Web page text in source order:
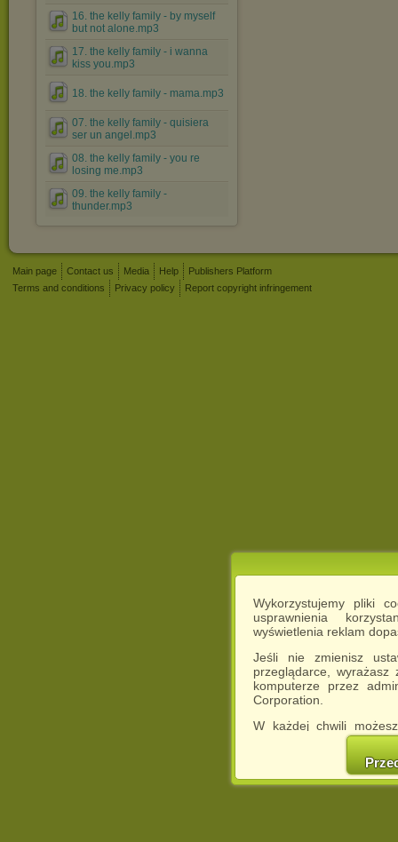
Wykorzystujemy pliki
usprawnienia
wyświetlenia reklam
Jeśli nie zmienisz
przeglądarce,
komputerze przez
Corporation.
W każdej chwili
cookies w swojej
w naszej
http://chomikuj.pl/
16. the kelly family - by myself
but not alone.mp3
17. the kelly family - i wanna
kiss you.mp3
18. the kelly family - mama.mp3
07. the kelly family - quisiera
ser un angel.mp3
08. the kelly family - you re
losing me.mp3
09. the kelly family -
thunder.mp3
Main page Contact us Media Help
Publishers Platform
Terms and conditions
Privacy policy Report copyright infringement